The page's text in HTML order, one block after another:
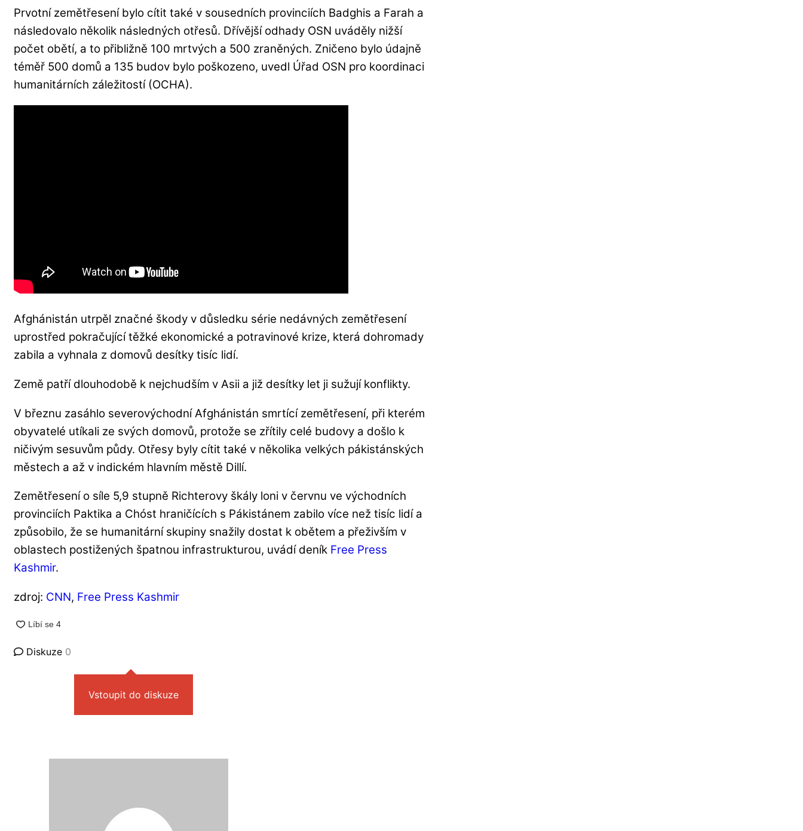
Prvotní zemětřesení bylo cítit také v sousedních provinciích Badghis a Farah a
následovalo několik následných otřesů. Dřívější odhady OSN uváděly nižší
počet obětí, a to přibližně 100 mrtvých a 500 zraněných. Zničeno bylo údajně
téměř 500 domů a 135 budov bylo poškozeno, uvedl Úřad OSN pro koordinaci
humanitárních záležitostí (OCHA).
Afghánistán utrpěl značné škody v důsledku série nedávných zemětřesení
uprostřed pokračující těžké ekonomické a potravinové krize, která dohromady
zabila a vyhnala z domovů desítky tisíc lidí.
Země patří dlouhodobě k nejchudším v Asii a již desítky let ji sužují konflikty.
V březnu zasáhlo severovýchodní Afghánistán smrtící zemětřesení, při kterém
obyvatelé utíkali ze svých domovů, protože se zřítily celé budovy a došlo k
ničivým sesuvům půdy. Otřesy byly cítit také v několika velkých pákistánských
městech a až v indickém hlavním městě Dillí.
Zemětřesení o síle 5,9 stupně Richterovy škály loni v červnu ve východních
provinciích Paktika a Chóst hraničících s Pákistánem zabilo více než tisíc lidí a
způsobilo, že se humanitární skupiny snažily dostat k obětem a přeživším v
oblastech postižených špatnou infrastrukturou, uvádí deník Free Press
Kashmir.
zdroj: CNN, Free Press Kashmir
Diskuze 0
Vstoupit do diskuze